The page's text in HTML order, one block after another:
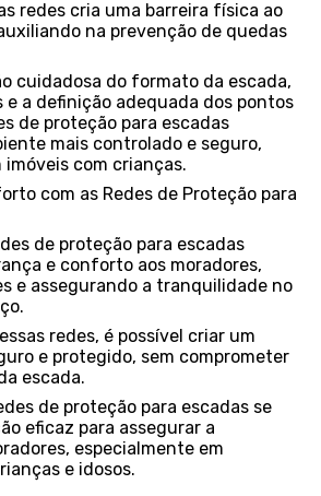
redes cria uma barreira física ao
na prevenção de quedas
cuidadosa do formato da escada,
e a definição adequada dos pontos
de proteção para escadas
mais controlado e seguro,
com crianças.
com as Redes de Proteção para
de proteção para escadas
e conforto aos moradores,
e assegurando a tranquilidade no
redes, é possível criar um
e protegido, sem comprometer
escada.
de proteção para escadas se
eficaz para assegurar a
especialmente em
e idosos.